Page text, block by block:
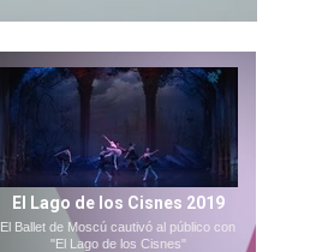
El Lago de los Cisnes 2019
El Ballet de Moscú cautivó al público con
"El Lago de los Cisnes"